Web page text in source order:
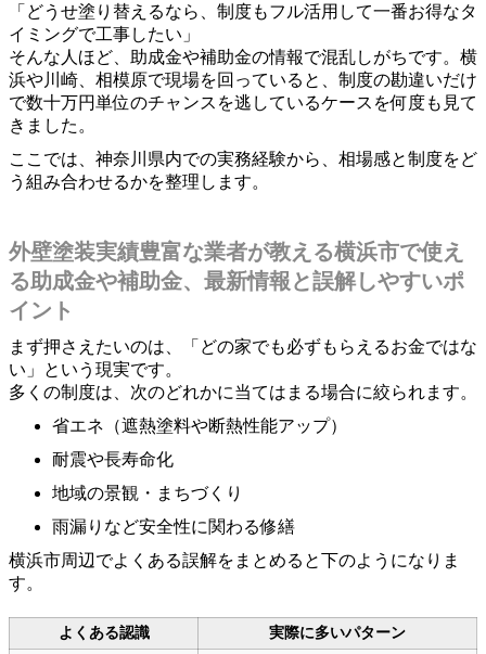
「どうせ塗り替えるなら、制度もフル活用して一番お得なタ
イミングで工事したい」
そんな人ほど、助成金や補助金の情報で混乱しがちです。横
浜や川崎、相模原で現場を回っていると、制度の勘違いだけ
で数十万円単位のチャンスを逃しているケースを何度も見て
きました。
ここでは、神奈川県内での実務経験から、相場感と制度をど
う組み合わせるかを整理します。
外壁塗装実績豊富な業者が教える横浜市で使え
る助成金や補助金、最新情報と誤解しやすいポ
イント
まず押さえたいのは、「どの家でも必ずもらえるお金ではな
い」という現実です。
多くの制度は、次のどれかに当てはまる場合に絞られます。
省エネ（遮熱塗料や断熱性能アップ）
耐震や長寿命化
地域の景観・まちづくり
雨漏りなど安全性に関わる修繕
横浜市周辺でよくある誤解をまとめると下のようになりま
す。
よくある認識
実際に多いパターン